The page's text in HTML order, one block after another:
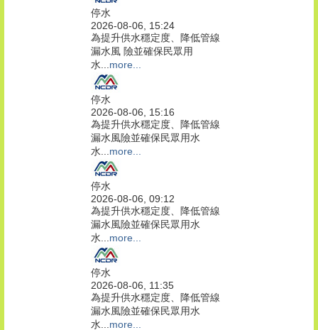
停水
2026-08-06, 15:24
為提升供水穩定度、降低管線
漏水風 險並確保民眾用
水... more...
停水
2026-08-06, 15:16
為提升供水穩定度、降低管線
漏水風險並確保民眾用水
水... more...
停水
2026-08-06, 09:12
為提升供水穩定度、降低管線
漏水風險並確保民眾用水
水... more...
停水
2026-08-06, 11:35
為提升供水穩定度、降低管線
漏水風險並確保民眾用水
水... more...